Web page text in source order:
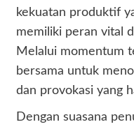
kekuatan produktif
memiliki peran vital
Melalui momentum
bersama untuk
dan provokasi yang
Dengan suasana